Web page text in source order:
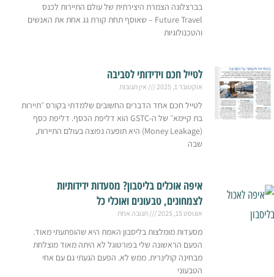
בברצלונה הצמרת היצירתית של עולם התיירות לכנס
Future Travel – שאוסף תחת קורת גג אחת את האנשים
והטכנולוגיות
לטייל חכם וידידותי לסביבה
אוקטובר 1, 2025 אין תגובות
לטייל חכם אחד הדברים החשובים שלמדתי בקורס ״תיירות
בת קיימא״ של ה-GSTC הוא דליפת הכסף. דליפת כסף
(Money Leakage) היא תופעה נפוצה בעולם התיירות,
שבה
איפה אוכלים בליסבון? מסעדות ידידותיות
לצמחונים, טבעונים ואוכלי כל
אוגוסט 15, 2025 תגובה אחת
מסעדות מומלצות בליסבון האמת היא שהופתעתי מאוד.
הפעם הראשונה שלי בפורטוגל לא היתה מאוד מוצלחת
מבחינה קולינרית. ממש לא. הפעם הגעתי גם עם אחי
הטבעוני